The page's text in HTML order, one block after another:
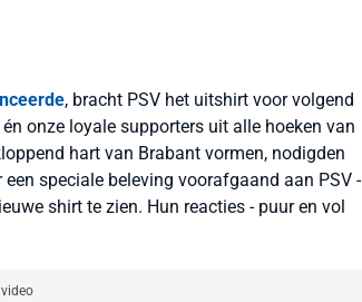
, bracht PSV het uitshirt voor volgend
onze loyale supporters uit alle hoeken van
hart van Brabant vormen, nodigden
speciale beleving voorafgaand aan PSV -
shirt te zien. Hun reacties - puur en vol